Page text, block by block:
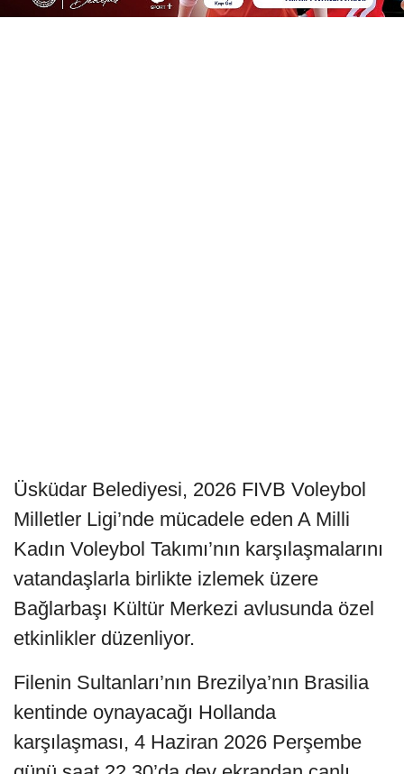
Üsküdar Belediyesi, 2026 FIVB Voleybol
Milletler Ligi’nde mücadele eden A Milli
Kadın Voleybol Takımı’nın karşılaşmalarını
vatandaşlarla birlikte izlemek üzere
Bağlarbaşı Kültür Merkezi avlusunda özel
etkinlikler düzenliyor.
Filenin Sultanları’nın Brezilya’nın Brasilia
kentinde oynayacağı Hollanda
karşılaşması, 4 Haziran 2026 Perşembe